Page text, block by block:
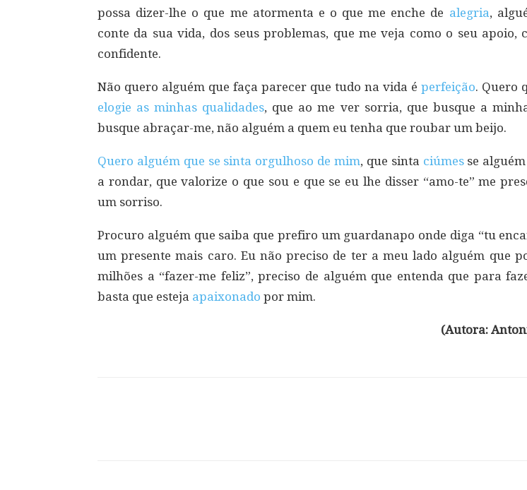
possa dizer-lhe o que me atormenta e o que me enche de alegria,
conte da sua vida, dos seus problemas, que me veja como o seu apoio,
confidente.
Não quero alguém que faça parecer que tudo na vida é perfeição. Quero
elogie as minhas qualidades, que ao me ver sorria, que busque a
busque abraçar-me, não alguém a quem eu tenha que roubar um beijo.
Quero alguém que se sinta orgulhoso de mim, que sinta ciúmesse
a rondar, que valorize o que sou e que se eu lhe disser “amo-te” me
um sorriso.
Procuro alguém que saiba que prefiro um guardanapo onde diga “tu
um presente mais caro. Eu não preciso de ter a meu lado alguém que
milhões a “fazer-me feliz”, preciso de alguém que entenda que para
basta que esteja apaixonado por mim.
(Autora: